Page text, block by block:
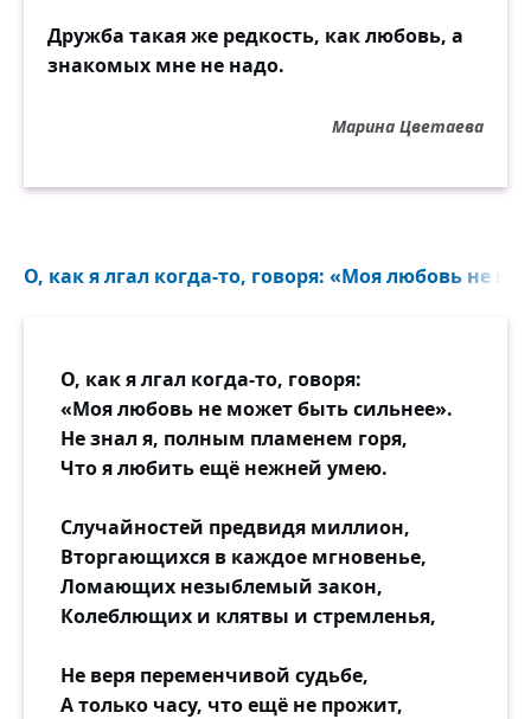
Дружба такая же редкость, как любовь, а
знакомых мне не надо.
Марина Цветаева
О, как я лгал когда-то, говоря: «Моя любовь не
О, как я лгал когда-то, говоря:
«Моя любовь не может быть сильнее».
Не знал я, полным пламенем горя,
Что я любить ещё нежней умею.
Случайностей предвидя миллион,
Вторгающихся в каждое мгновенье,
Ломающих незыблемый закон,
Колеблющих и клятвы и стремленья,
Не веря переменчивой судьбе,
А только часу, что ещё не прожит,